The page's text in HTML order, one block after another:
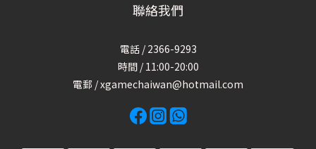
聯絡我們
電話 / 2366-9293
時間 / 11:00-20:00
電郵 / xgamechaiwan@hotmail.com